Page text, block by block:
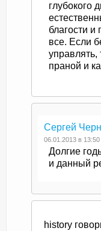
глубокого
благости
все. Если
управлять,
праной и
Сергей
06.01.2013 в 13:50
Долгие
и данный
history